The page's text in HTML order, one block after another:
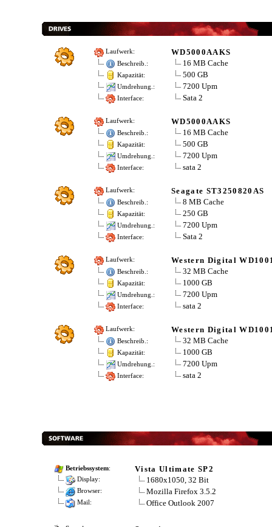
Laufwerk: WD5000AAKS
Beschreib.: 16 MB Cache
Kapazität: 500 GB
Umdrehung.: 7200 Upm
Interface: Sata 2
Laufwerk: WD5000AAKS
Beschreib.: 16 MB Cache
Kapazität: 500 GB
Umdrehung.: 7200 Upm
Interface: sata 2
Laufwerk: Seagate ST3250820AS
Beschreib.: 8 MB Cache
Kapazität: 250 GB
Umdrehung.: 7200 Upm
Interface: Sata 2
Laufwerk: Western Digital
Beschreib.: 32 MB Cache
Kapazität: 1000 GB
Umdrehung.: 7200 Upm
Interface: sata 2
Laufwerk: Western Digital
Beschreib.: 32 MB Cache
Kapazität: 1000 GB
Umdrehung.: 7200 Upm
Interface: sata 2
Betriebssystem: Vista Ultimate SP2
Display: 1680x1050, 32 Bit
Browser: Mozilla Firefox 3.5.2
Mail: Office Outlook 2007